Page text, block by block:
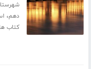
دهم،
کتاب